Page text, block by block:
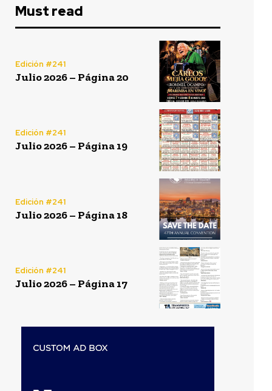
Must read
Edición #241
Julio 2026 – Página 20
Edición #241
Julio 2026 – Página 19
Edición #241
Julio 2026 – Página 18
Edición #241
Julio 2026 – Página 17